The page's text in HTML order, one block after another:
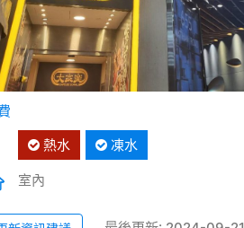
熱水
凍水
室內